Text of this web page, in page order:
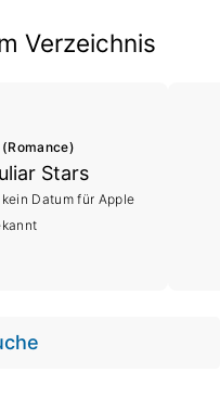
Verzeichnis
Stars
Datum für Apple